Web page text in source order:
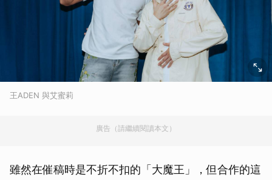
王ADEN 與艾蜜莉
廣告（請繼續閱讀本文）
雖然在催稿時是不折不扣的「大魔王」，但合作的這